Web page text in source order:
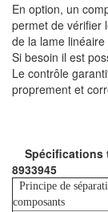
En option, un
permet de vérifier
de la lame
Si besoin il est
Le contrôle
proprement et
Spécifications
8933945
Principe de
composants